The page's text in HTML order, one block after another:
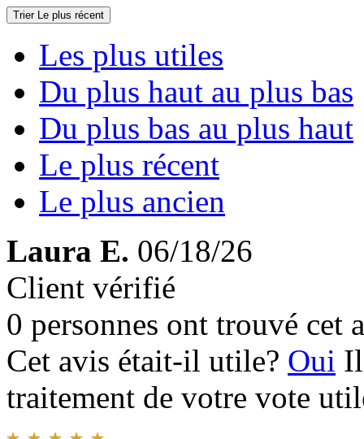
Trier Le plus récent
Les plus utiles
Du plus haut au plus bas
Du plus bas au plus haut
Le plus récent
Le plus ancien
Laura E. 06/18/26
Client vérifié
0 personnes ont trouvé cet
Cet avis était-il utile? Oui
traitement de votre vote